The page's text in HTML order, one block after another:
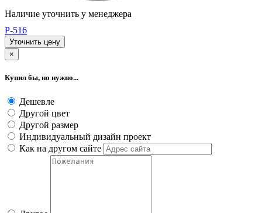
Наличие уточнить у менеджера
P-516
Уточнить цену
×
Купил бы, но нужно...
Дешевле
Другой цвет
Другой размер
Индивидуальный дизайн проект
Как на другом сайте